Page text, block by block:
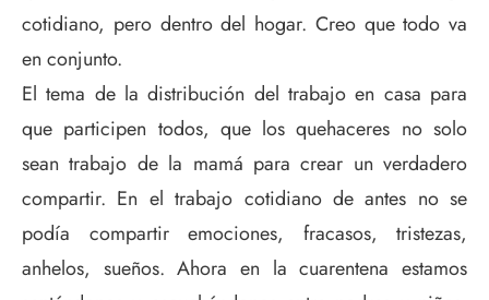
cotidiano, pero dentro del hogar. Creo que todo va
en conjunto.
El tema de la distribución del trabajo en casa para
que participen todos, que los quehaceres no solo
sean trabajo de la mamá para crear un verdadero
compartir. En el trabajo cotidiano de antes no se
podía compartir emociones, fracasos, tristezas,
anhelos, sueños. Ahora en la cuarentena estamos